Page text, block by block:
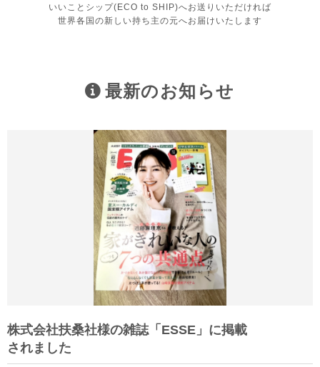
いいことシップ(ECO to SHIP)へお送りいただければ
世界各国の新しい持ち主の元へお届けいたします
最新のお知らせ
株式会社扶桑社様の雑誌「ESSE」に掲載
されました